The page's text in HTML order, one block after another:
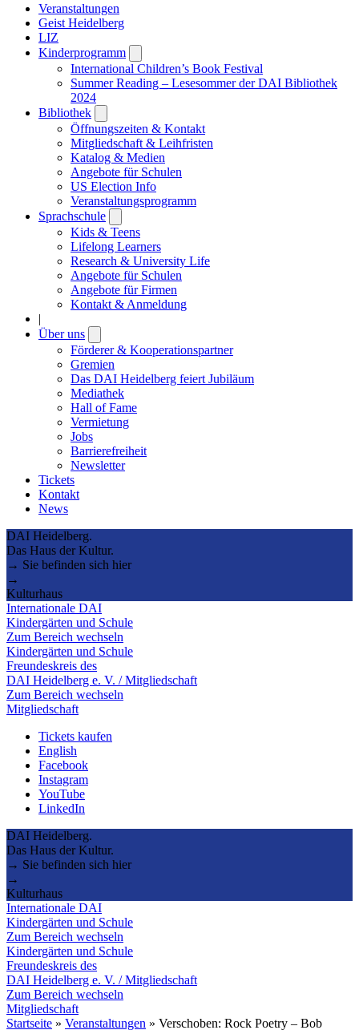
Veranstaltungen
Geist Heidelberg
LIZ
Kinderprogramm
submenu
International Children’s Book Festival
Summer Reading – Lesesommer der DAI Bibliothek
2024
Bibliothek
submenu
Öffnungszeiten & Kontakt
Mitgliedschaft & Leihfristen
Katalog & Medien
Angebote für Schulen
US Election Info
Veranstaltungsprogramm
Sprachschule
submenu
Kids & Teens
Lifelong Learners
Research & University Life
Angebote für Schulen
Angebote für Firmen
Kontakt & Anmeldung
|
Über uns
submenu
Förderer & Kooperationspartner
Gremien
Das DAI Heidelberg feiert Jubiläum
Mediathek
Hall of Fame
Vermietung
Jobs
Barrierefreiheit
Newsletter
Tickets
Kontakt
News
DAI Heidelberg.
Das Haus der Kultur.
→ Sie befinden sich hier
→
Kulturhaus
Internationale DAI
Kindergärten und Schule
Zum Bereich wechseln
Kindergärten und Schule
Freundeskreis des
DAI Heidelberg e. V. / Mitgliedschaft
Zum Bereich wechseln
Mitgliedschaft
Tickets kaufen
English
Facebook
Instagram
YouTube
LinkedIn
DAI Heidelberg.
Das Haus der Kultur.
→ Sie befinden sich hier
→
Kulturhaus
Internationale DAI
Kindergärten und Schule
Zum Bereich wechseln
Kindergärten und Schule
Freundeskreis des
DAI Heidelberg e. V. / Mitgliedschaft
Zum Bereich wechseln
Mitgliedschaft
Startseite » Veranstaltungen » Verschoben: Rock Poetry – Bob